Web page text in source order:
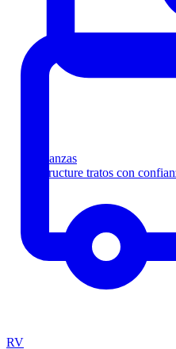
Finanzas
Estructure tratos con
RV